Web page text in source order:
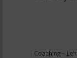
Coaching –